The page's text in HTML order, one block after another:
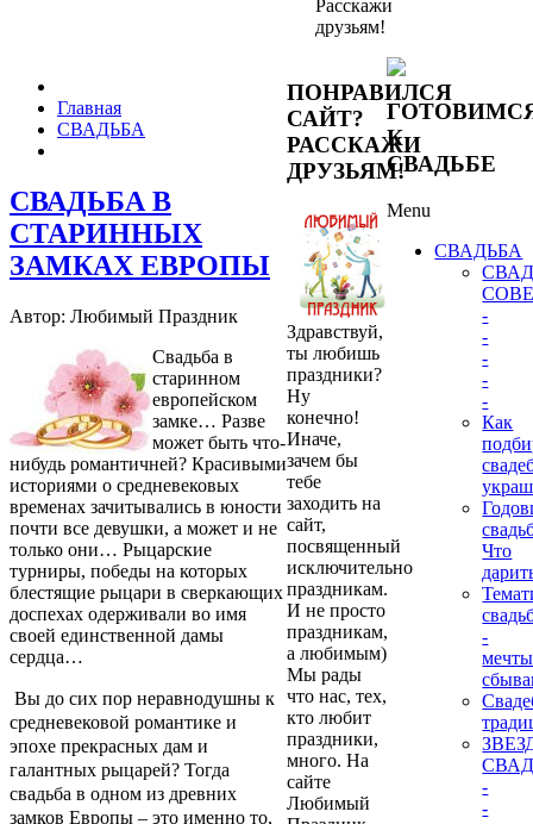
Расскажи
друзьям!
Главная
СВАДЬБА
СВАДЬБА В
СТАРИННЫХ
ЗАМКАХ ЕВРОПЫ
Автор: Любимый Праздник
Свадьба в
старинном
европейском
замке… Разве
может быть что-
нибудь романтичней? Красивыми
историями о средневековых
временах зачитывались в юности
почти все девушки, а может и не
только они… Рыцарские
турниры, победы на которых
блестящие рыцари в сверкающих
доспехах одерживали во имя
своей единственной дамы
сердца…
Вы до сих пор неравнодушны к
средневековой романтике и
эпохе прекрасных дам и
галантных рыцарей? Тогда
свадьба в одном из древних
замков Европы – это именно то,
ПОНРАВИЛСЯ
САЙТ?
РАССКАЖИ
ДРУЗЬЯМ!
Здравствуй,
ты любишь
праздники?
Ну
конечно!
Иначе,
зачем бы
тебе
заходить на
сайт,
посвященный
исключительно
праздникам.
И не просто
праздникам,
а любимым)
Мы рады
что нас, тех,
кто любит
праздники,
много. На
сайте
Любимый
К
СВАДЬБЕ
Menu
СВАДЬБА
-
-
-
-
-
Как
Что
-
мечты
-
-